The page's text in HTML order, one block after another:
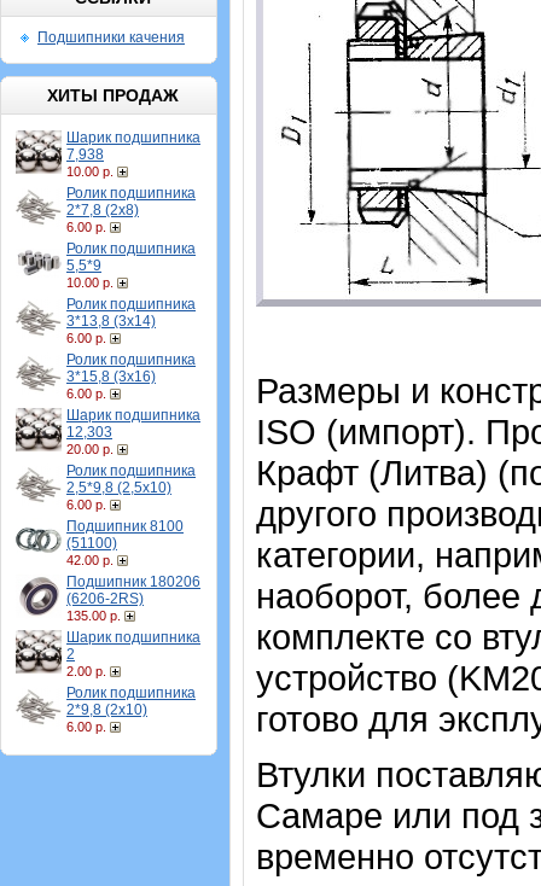
Подшипники качения
ХИТЫ ПРОДАЖ
Шарик подшипника
7,938
10.00 р.
Ролик подшипника
2*7,8 (2х8)
6.00 р.
Ролик подшипника
5,5*9
10.00 р.
Ролик подшипника
3*13,8 (3х14)
6.00 р.
Ролик подшипника
3*15,8 (3х16)
6.00 р.
Шарик подшипника
12,303
20.00 р.
Ролик подшипника
2,5*9,8 (2,5х10)
6.00 р.
Подшипник 8100
(51100)
42.00 р.
Подшипник 180206
(6206-2RS)
135.00 р.
Шарик подшипника
2
2.00 р.
Ролик подшипника
2*9,8 (2х10)
6.00 р.
Размеры и
ISO (импорт).
Крафт (Литва)
другого
категории,
наоборот, более
комплекте со
устройство
готово для
Втулки
Самаре или под
временно